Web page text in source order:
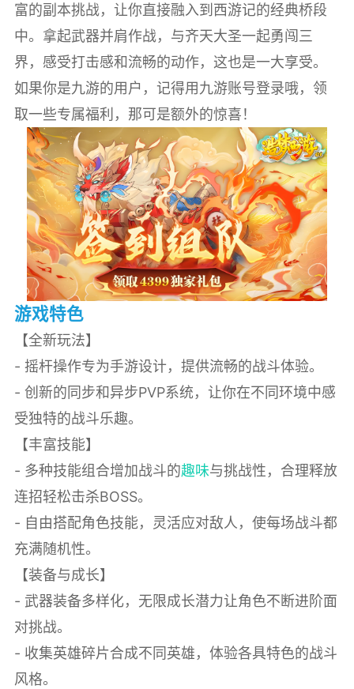
富的副本挑战，让你直接融入到西游记的经典桥段
中。拿起武器并肩作战，与齐天大圣一起勇闯三
界，感受打击感和流畅的动作，这也是一大享受。
如果你是九游的用户，记得用九游账号登录哦，领
取一些专属福利，那可是额外的惊喜！
游戏特色
【全新玩法】
- 摇杆操作专为手游设计，提供流畅的战斗体验。
- 创新的同步和异步PVP系统，让你在不同环境中感
受独特的战斗乐趣。
【丰富技能】
- 多种技能组合增加战斗的趣味与挑战性，合理释放
连招轻松击杀BOSS。
- 自由搭配角色技能，灵活应对敌人，使每场战斗都
充满随机性。
【装备与成长】
- 武器装备多样化，无限成长潜力让角色不断进阶面
对挑战。
- 收集英雄碎片合成不同英雄，体验各具特色的战斗
风格。